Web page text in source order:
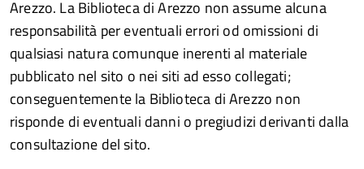
Arezzo. La Biblioteca di Arezzo non assume alcuna
responsabilità per eventuali errori od omissioni di
qualsiasi natura comunque inerenti al materiale
pubblicato nel sito o nei siti ad esso collegati;
conseguentemente la Biblioteca di Arezzo non
risponde di eventuali danni o pregiudizi derivanti dalla
consultazione del sito.